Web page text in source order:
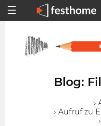
Blog:
›
› Aufruf zu